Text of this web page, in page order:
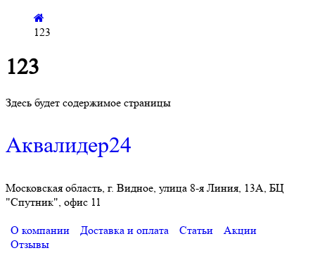
123
123
Здесь будет содержимое страницы
Аквалидер24
Московская область, г. Видное, улица 8-я Линия, 13А, БЦ
"Спутник", офис 11
О компании Доставка и оплата Статьи
Акции
Отзывы